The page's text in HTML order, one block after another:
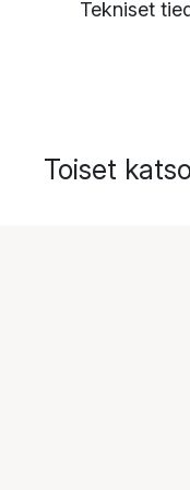
Tekniset
Toiset